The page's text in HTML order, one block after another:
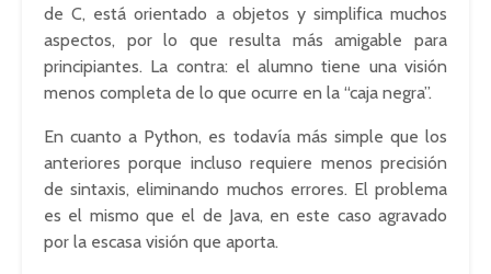
de C, está orientado a objetos y simplifica muchos
aspectos, por lo que resulta más amigable para
principiantes. La contra: el alumno tiene una visión
menos completa de lo que ocurre en la “caja negra”.
En cuanto a Python, es todavía más simple que los
anteriores porque incluso requiere menos precisión
de sintaxis, eliminando muchos errores. El problema
es el mismo que el de Java, en este caso agravado
por la escasa visión que aporta.